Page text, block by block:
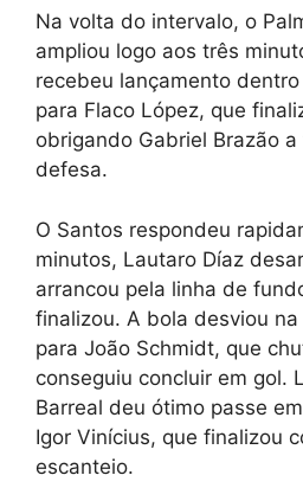
Na volta do intervalo, o
ampliou logo aos três
recebeu lançamento
para Flaco López, que
obrigando Gabriel Brazão
defesa.
O Santos respondeu
minutos, Lautaro Díaz
arrancou pela linha de
finalizou. A bola desviou
para João Schmidt, que
conseguiu concluir em gol.
Barreal deu ótimo passe
Igor Vinícius, que finalizou
escanteio.